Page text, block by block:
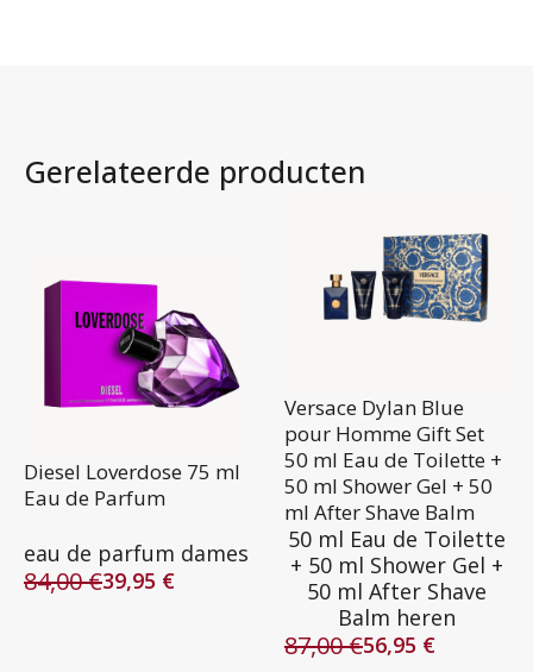
Gerelateerde producten
Diesel Loverdose 75 ml
Eau de Parfum
eau de parfum dames
84,00€
Oorspronkelijke
39,95 €
Huidige
Versace Dylan Blue
pour Homme Gift Set
50 ml Eau de Toilette +
50 ml Shower Gel + 50
ml After Shave Balm
50 ml Eau de Toilette
+ 50 ml Shower Gel +
50 ml After Shave
Balm heren
87,00€
Oorspronkelijke
56,95 €
Huidige